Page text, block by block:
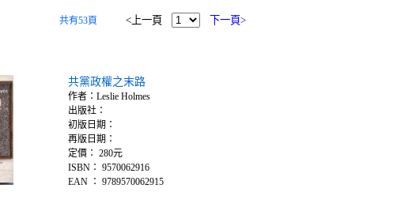
共有53頁 <上一頁 下一頁>
共黨政權之末路
作者：Leslie Holmes
出版社：
初版日期：
再版日期：
定價： 280元
ISBN： 9570062916
EAN ： 9789570062915